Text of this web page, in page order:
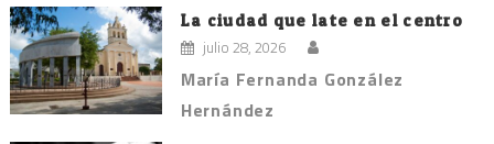
La ciudad que late en el centro
julio 28, 2026
María Fernanda González
Hernández